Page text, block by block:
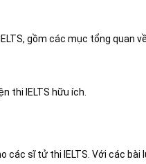
gồm các mục tổng quan
thi IELTS hữu ích.
các sĩ tử thi IELTS. Với các bài